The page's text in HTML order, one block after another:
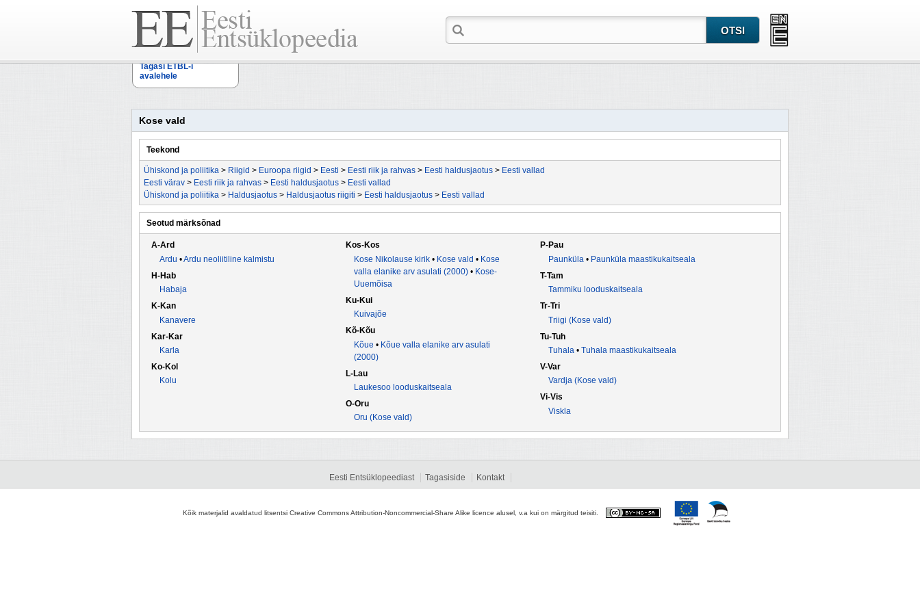
Tagasi ETBL-i
avalehele
Kose vald
Teekond
Ühiskond ja poliitika > Riigid > Euroopa riigid > Eesti > Eesti riik ja rahvas > Eesti haldusjaotus > Eesti vallad
Eesti värav > Eesti riik ja rahvas > Eesti haldusjaotus > Eesti vallad
Ühiskond ja poliitika > Haldusjaotus > Haldusjaotus riigiti > Eesti haldusjaotus > Eesti vallad
Seotud märksõnad
A-Ard
Ardu •Ardu neoliitiline kalmistu
H-Hab
Habaja
K-Kan
Kanavere
Kar-Kar
Karla
Ko-Kol
Kolu
Kos-Kos
Kose Nikolause kirik • Kose vald • Kose
valla elanike arv asulati (2000) • Kose-
Uuemõisa
Ku-Kui
Kuivajõe
Kõ-Kõu
Kõue • Kõue valla elanike arv asulati
(2000)
L-Lau
Laukesoo looduskaitseala
O-Oru
Oru (Kose vald)
P-Pau
Paunküla • Paunküla maastikukaitseala
T-Tam
Tammiku looduskaitseala
Tr-Tri
Triigi (Kose vald)
Tu-Tuh
Tuhala • Tuhala maastikukaitseala
V-Var
Vardja (Kose vald)
Vi-Vis
Viskla
Eesti Entsüklopeediast Tagasiside Kontakt
Kõik materjalid avaldatud litsentsi Creative Commons Attribution-Noncommercial-Share Alike licence alusel, v.a kui on märgitud teisiti.